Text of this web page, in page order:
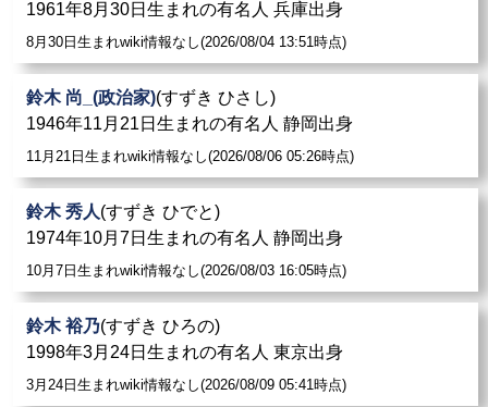
1961年8月30日生まれの有名人 兵庫出身
8月30日生まれwiki情報なし(2026/08/04 13:51時点)
鈴木 尚_(政治家)(すずき ひさし)
1946年11月21日生まれの有名人 静岡出身
11月21日生まれwiki情報なし(2026/08/06 05:26時点)
鈴木 秀人(すずき ひでと)
1974年10月7日生まれの有名人 静岡出身
10月7日生まれwiki情報なし(2026/08/03 16:05時点)
鈴木 裕乃(すずき ひろの)
1998年3月24日生まれの有名人 東京出身
3月24日生まれwiki情報なし(2026/08/09 05:41時点)